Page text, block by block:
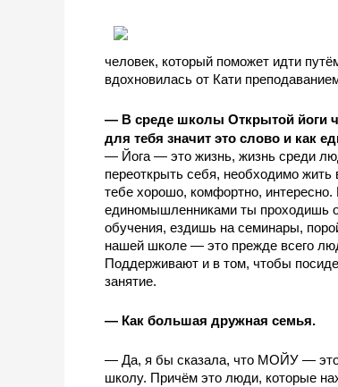
человек, который поможет идти
вдохновилась от Кати
— В среде школы Открытой йоги
для тебя значит это слово и как
— Йога — это жизнь, жизнь среди
переоткрыть себя, необходимо
тебе хорошо, комфортно,
единомышленниками ты проходишь
обучения, ездишь на семинары,
нашей школе — это прежде всего
Поддерживают и в том, чтобы
занятие.
— Как большая дружная семья.
— Да, я бы сказала, что МОЙУ — это
школу. Причём это люди, которые